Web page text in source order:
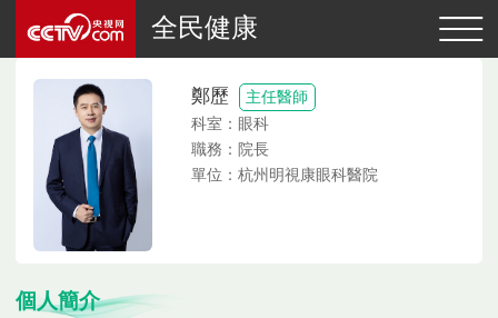
全民健康
鄭歷
主任醫師
科室： 眼科
職務： 院長
單位：杭州明視康眼科醫院
個人簡介